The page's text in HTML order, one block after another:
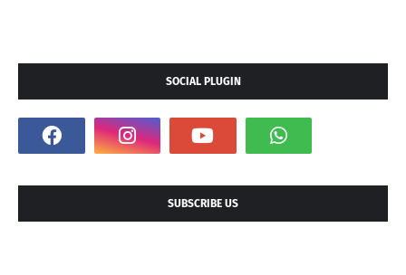
SOCIAL PLUGIN
SUBSCRIBE US